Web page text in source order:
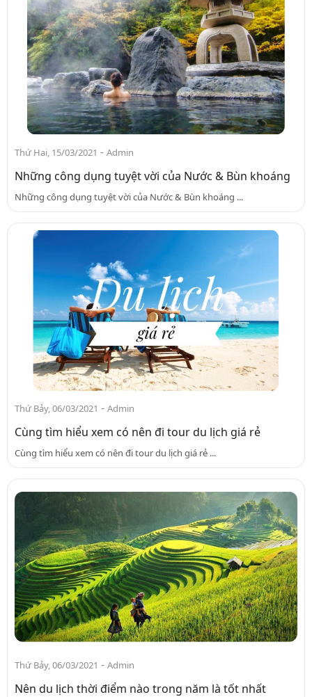
Thứ Hai, 15/03/2021 - Admin
Những công dụng tuyệt vời của Nước & Bùn khoáng
Những công dụng tuyệt vời của Nước & Bùn khoáng ...
Thứ Bảy, 06/03/2021 - Admin
Cùng tìm hiểu xem có nên đi tour du lịch giá rẻ
Cùng tìm hiểu xem có nên đi tour du lịch giá rẻ ...
Thứ Bảy, 06/03/2021 - Admin
Nên du lịch thời điểm nào trong năm là tốt nhất